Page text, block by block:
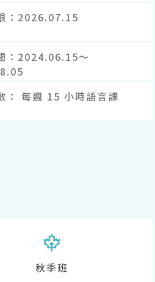
2026.07.15
2024.06.15～
每週 15 小時語言課
秋季班